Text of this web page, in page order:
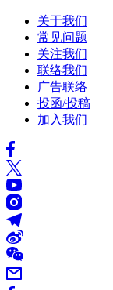
关于我们
常见问题
关注我们
联络我们
广告联络
投函/投稿
加入我们